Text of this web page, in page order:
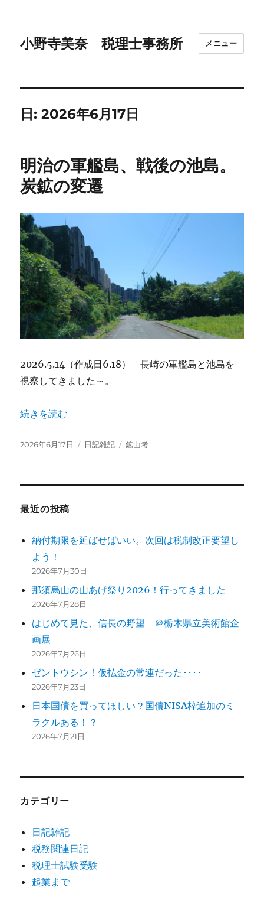
小野寺美奈 税理士事務所 メニュー
日:2026年6月17日
明治の軍艦島、戦後の池島。
炭鉱の変遷
2026.5.14（作成日6.18） 長崎の軍艦島と池島を
視察してきました～。
“明治の軍艦島、戦後の池島。炭鉱の変遷” の
続きを読む
投
2026年6月17日
カ
日記雑記
タ
鉱山考
最近の投稿
納付期限を延ばせばいい。次回は税制改正要望し
よう！
2026年7月30日
那須烏山の山あげ祭り2026！行ってきました
2026年7月28日
はじめて見た、信長の野望 ＠栃木県立美術館企
画展
2026年7月26日
ゼントウシン！仮払金の常連だった････
2026年7月23日
日本国債を買ってほしい？国債NISA枠追加のミ
ラクルある！？
2026年7月21日
カテゴリー
日記雑記
税務関連日記
税理士試験受験
起業まで